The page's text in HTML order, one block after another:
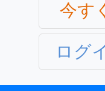
今す
ログ